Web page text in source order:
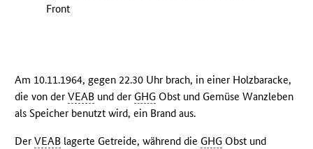
Front
Am 10.11.1964, gegen 22.30 Uhr brach, in einer Holzbaracke,
die von derVEAB und der GHG Obst und Gemüse Wanzleben
als Speicher benutzt wird, ein Brand aus.
DerVEAB lagerte Getreide, während die GHG Obst und